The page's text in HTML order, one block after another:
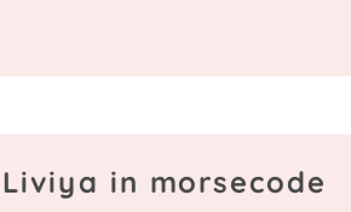
in morsecode